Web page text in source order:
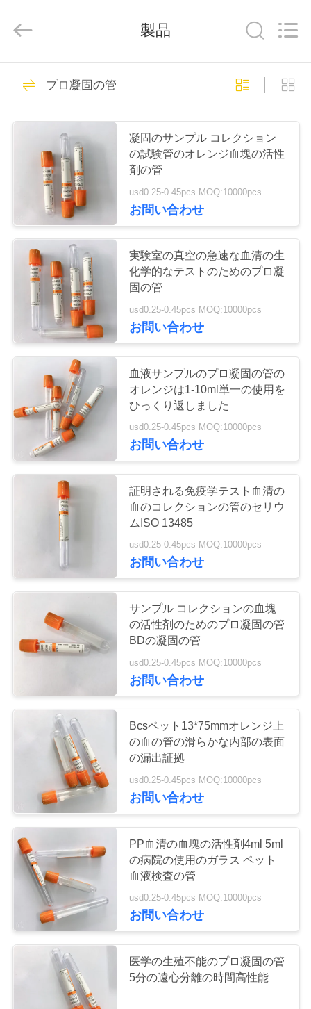
プ
ト
に
て
工
連
絡
し
さ
Hangzhou
Ciping
Reserved.
管を集める血
真空の血のコレク
ションの管
52
非真空の血のコレ
クションの管
25
ウイルスの見本抽
出管
明白な血のコレク
ションの管
ゲルおよび血塊の
活性剤の管
38
製品
プロ凝固の管
凝固のサンプル コレクション
の試験管のオレンジ血塊の活性
剤の管
usd0.25-0.45pcs MOQ:10000pcs
お問い合わせ
実験室の真空の急速な血清の生
化学的なテストのためのプロ凝
固の管
usd0.25-0.45pcs MOQ:10000pcs
お問い合わせ
血液サンプルのプロ凝固の管の
オレンジは1-10ml単一の使用を
ひっくり返しました
usd0.25-0.45pcs MOQ:10000pcs
お問い合わせ
証明される免疫学テスト血清の
血のコレクションの管のセリウ
ムISO 13485
usd0.25-0.45pcs MOQ:10000pcs
お問い合わせ
サンプル コレクションの血塊
の活性剤のためのプロ凝固の管
BDの凝固の管
usd0.25-0.45pcs MOQ:10000pcs
お問い合わせ
Bcsペット13*75mmオレンジ上
の血の管の滑らかな内部の表面
の漏出証拠
usd0.25-0.45pcs MOQ:10000pcs
お問い合わせ
PP血清の血塊の活性剤4ml 5ml
の病院の使用のガラス ペット
血液検査の管
usd0.25-0.45pcs MOQ:10000pcs
お問い合わせ
医学の生殖不能のプロ凝固の管
5分の遠心分離の時間高性能